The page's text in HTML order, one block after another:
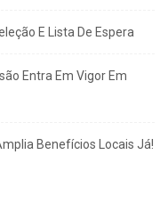
E Lista De Espera
Entra Em Vigor Em
Benefícios Locais Já!